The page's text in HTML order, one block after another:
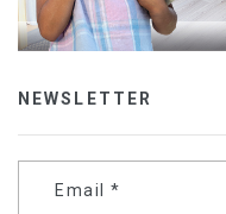
NEWSLETTER
Email *